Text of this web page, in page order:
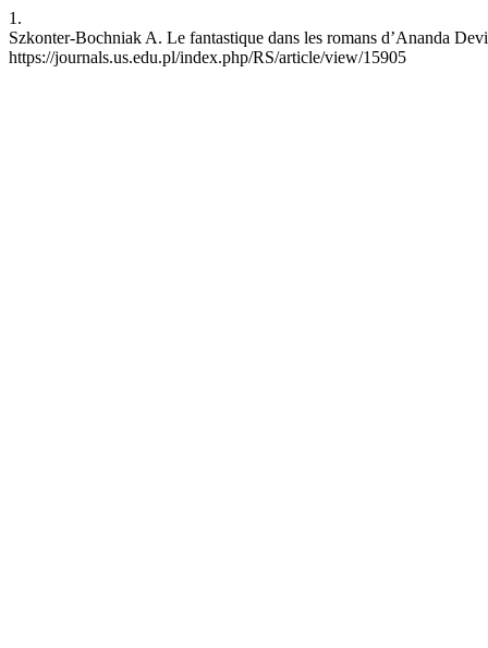
1.
Szkonter-Bochniak A. Le fantastique dans les romans d’Ananda
https://journals.us.edu.pl/index.php/RS/article/view/15905